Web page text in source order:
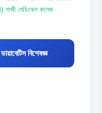
গাজী মেডিকেল কলেজ
বিশেষজ্ঞ